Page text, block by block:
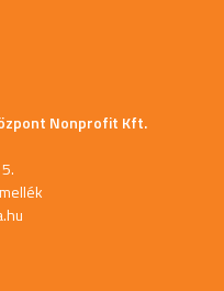
Nonprofit Kft.